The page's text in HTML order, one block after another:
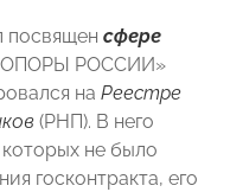
посвящен сфере
«ОПОРЫ РОССИИ»
на Реестре
(РНП). В него
не было
госконтракта, его